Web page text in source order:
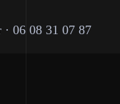
· 06 08 31 07 87